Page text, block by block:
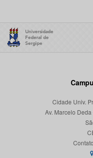
Cidade Univ.
Av. Marcelo